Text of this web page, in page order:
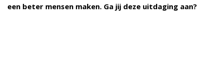
een beter mensen maken. Ga jij deze uitdaging aan?